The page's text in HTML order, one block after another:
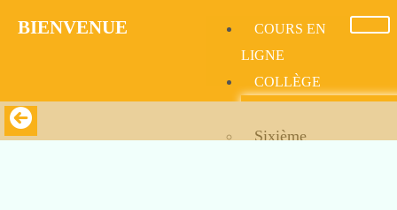
BIENVENUE​
COURS EN
LIGNE
COLLÈGE
Sixième